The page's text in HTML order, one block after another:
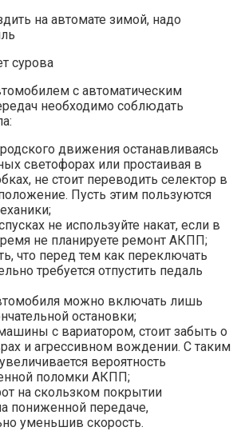
сурова
с автоматическим
необходимо соблюдать
движения останавливаясь
светофорах или простаивая в
не стоит переводить селектор в
Пусть этим пользуются
не используйте накат, если в
не планируете ремонт АКПП;
что перед тем как переключать
требуется отпустить педаль
можно включать лишь
остановки;
с вариатором, стоит забыть о
и агрессивном вождении. С таким
вероятность
поломки АКПП;
на скользком покрытии
пониженной передаче,
уменьшив скорость.